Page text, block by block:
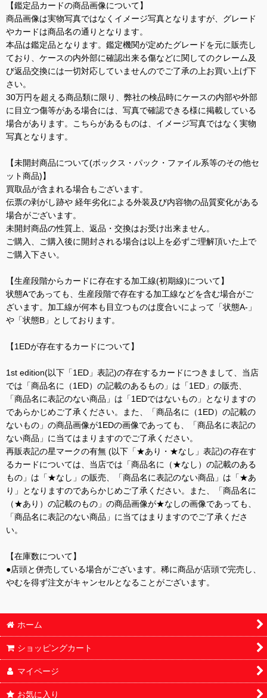
【鑑定品カードの商品画像について】
商品画像は実物写真ではなくイメージ写真となりますが、グレード
やカードは商品名の通りとなります。
本品は鑑定品となります。鑑定機関が定めたグレードを元に販売し
ており、ケースの内外部に確認出来る傷などに関してのクレーム及
び返品交換には一切対応していませんのでご了承の上お買い上げ下
さい。
30万円を超える商品類に限り、弊社の検品時にケースの内部や外部
に目立つ傷等がある場合には、写真で確認できる様に掲載している
場合があります。こちらがあるものは、イメージ写真ではなく実物
写真となります。
【未開封商品について(ボックス・パック・ファイル系等のその他セ
ット商品)】
買取品が含まれる場合もございます。
伝票の剥がし跡や 経年劣化による外装及び内容物の品質変化がある
場合がございます。
未開封商品の性質上、返品・交換はお受け出来ません。
ご購入、ご購入後に開封される場合は以上を必ずご理解頂いた上で
ご購入下さい。
【生産段階からカードに存在する加工線(初期線)について】
状態Aであっても、生産段階で存在する加工線などを含む場合がご
ざいます。加工線が何本も目立つものは度合いによって「状態A-」
や「状態B」としております。
【1EDが存在するカードについて】
1st edition(以下「1ED」表記)の存在するカードにつきまして、当店
では「商品名に（1ED）の記載のあるもの」は「1ED」の販売、
「商品名に表記のない商品」は「1EDではないもの」となりますの
であらかじめご了承ください。また、「商品名に（1ED）の記載の
ないもの」の商品画像が1EDの画像であっても、「商品名に表記の
ない商品」に当てはまりますのでご了承ください。
再販表記の星マークの有無 (以下「★あり・★なし」表記)の存在す
るカードについては、当店では「商品名に（★なし）の記載のある
もの」は「★なし」の販売、「商品名に表記のない商品」は「★あ
り」となりますのであらかじめご了承ください。また、「商品名に
（★あり）の記載のもの」の商品画像が★なしの画像であっても、
「商品名に表記のない商品」に当てはまりますのでご了承くださ
い。
【在庫数について】
●店頭と併売している場合がございます。稀に商品が店頭で完売し、
やむを得ず注文がキャンセルとなることがございます。
ホーム
ショッピングカート
マイページ
お気に入り